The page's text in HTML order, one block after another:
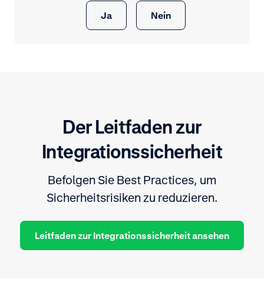
Ja Nein
Der Leitfaden zur
Integrationssicherheit
Befolgen Sie Best Practices, um
Sicherheitsrisiken zu reduzieren.
Leitfaden zur Integrationssicherheit ansehen